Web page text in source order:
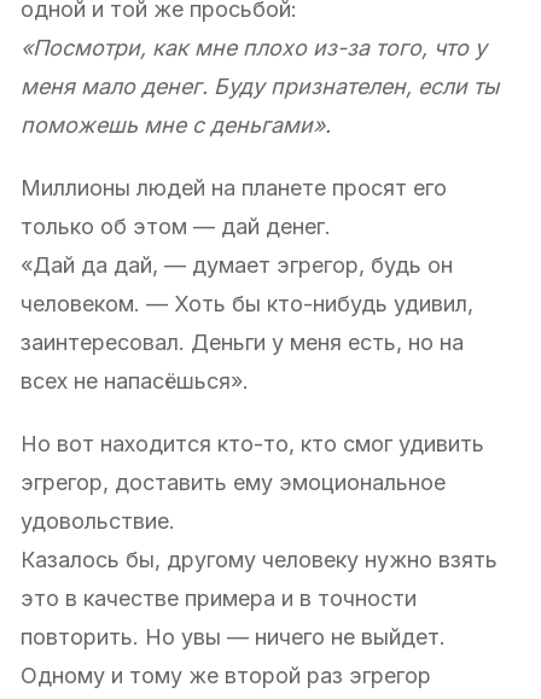
одной и той же просьбой:
«Посмотри, как мне плохо из-за того, что у
меня мало денег. Буду признателен, если ты
поможешь мне с деньгами».
Миллионы людей на планете просят его
только об этом — дай денег.
«Дай да дай, — думает эгрегор, будь он
человеком. — Хоть бы кто-нибудь удивил,
заинтересовал. Деньги у меня есть, но на
всех не напасёшься».
Но вот находится кто-то, кто смог удивить
эгрегор, доставить ему эмоциональное
удовольствие.
Казалось бы, другому человеку нужно взять
это в качестве примера и в точности
повторить. Но увы — ничего не выйдет.
Одному и тому же второй раз эгрегор